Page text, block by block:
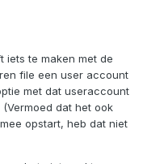
iets te maken met de
file een user account
met dat useraccount
dat het ook
opstart, heb dat niet